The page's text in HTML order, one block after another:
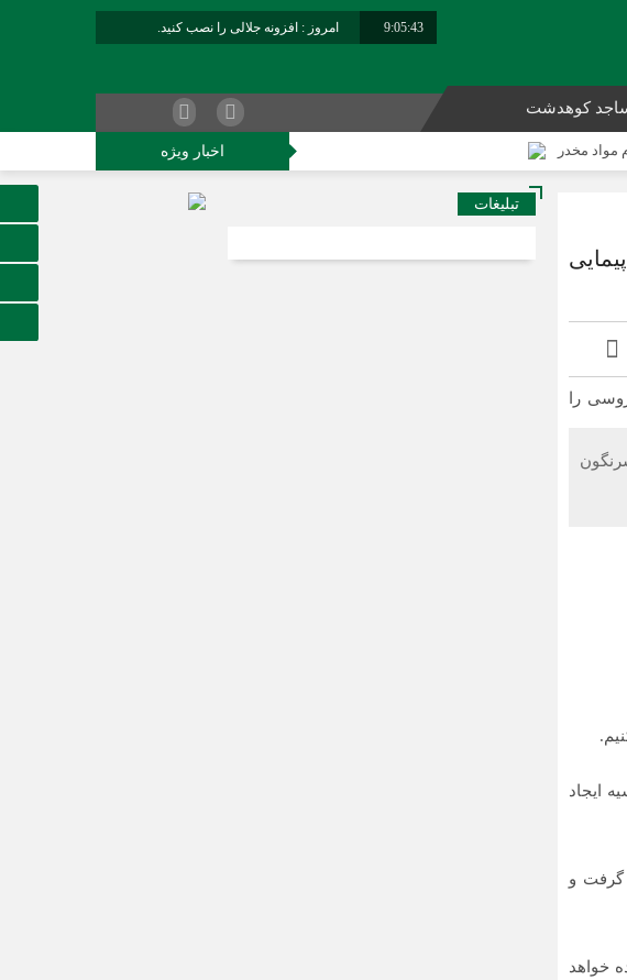
9:05:43 امروز : افزونه جلالی را نصب کنید.
کوهدشت
اخبار ویژه
اطلاعاتی عملیاتی تکاوران فراجا
ایجاد
14 ترکیه‌ای هدف قرار گرفت و
خواهد
تبلیغات